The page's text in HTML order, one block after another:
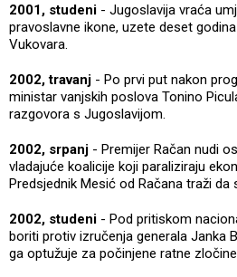
2001, studeni - Jugoslavija vraća
pravoslavne ikone, uzete deset
Vukovara.
2002, travanj - Po prvi put nakon
ministar vanjskih poslova Tonino
razgovora s Jugoslavijom.
2002, srpanj - Premijer Račan nudi
vladajuće koalicije koji paraliziraju
Predsjednik Mesić od Račana traži da
2002, studeni - Pod pritiskom
boriti protiv izručenja generala Janka
ga optužuje za počinjene ratne